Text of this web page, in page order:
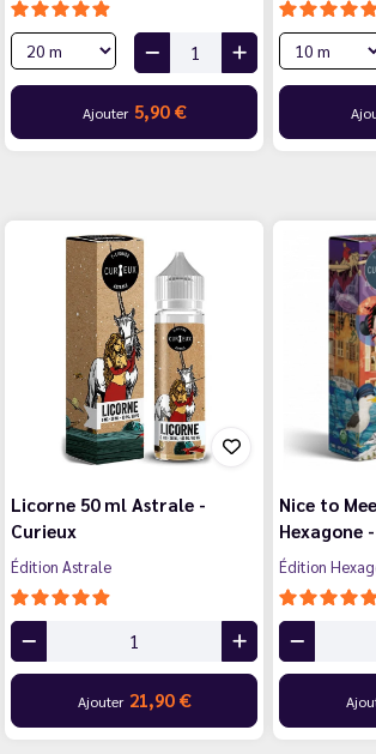
Ajouter 5,90 €
Licorne 50 ml Astrale -
Curieux
Édition Astrale
Ajouter 21,90 €
Nice to
Hexagone
Édition